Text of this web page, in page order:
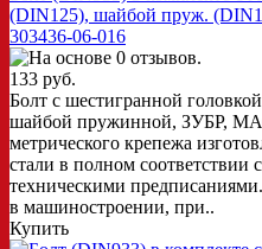
(DIN125), шайбой пруж.
303436-06-016
133 руб.
Болт с шестигранной
шайбой пружинной, ЗУБР,
метрического крепежа
стали в полном
техническими
в машиностроении, при..
Купить